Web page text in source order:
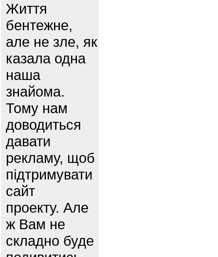
Життя
бентежне,
але не зле, як
казала одна
наша
знайома.
Тому нам
доводиться
давати
рекламу, щоб
підтримувати
сайт
проекту. Але
ж Вам не
складно буде